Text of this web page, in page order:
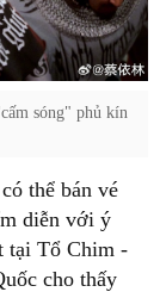
sóng" phủ kín
thể bán vé
diễn với ý
tại Tổ Chim -
cho thấy